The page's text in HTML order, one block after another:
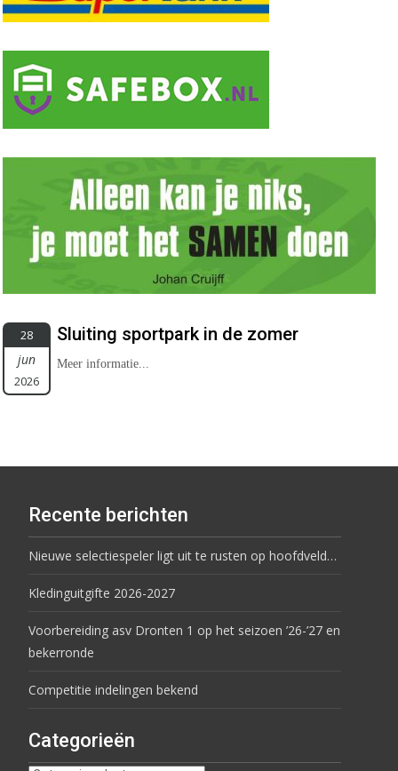
28
jun
2026
Sluiting sportpark in de zomer
Meer informatie...
Recente berichten
Nieuwe selectiespeler ligt uit te rusten op hoofdveld…
Kledinguitgifte 2026-2027
Voorbereiding asv Dronten 1 op het seizoen ’26-’27 en
bekerronde
Competitie indelingen bekend
Categorieën